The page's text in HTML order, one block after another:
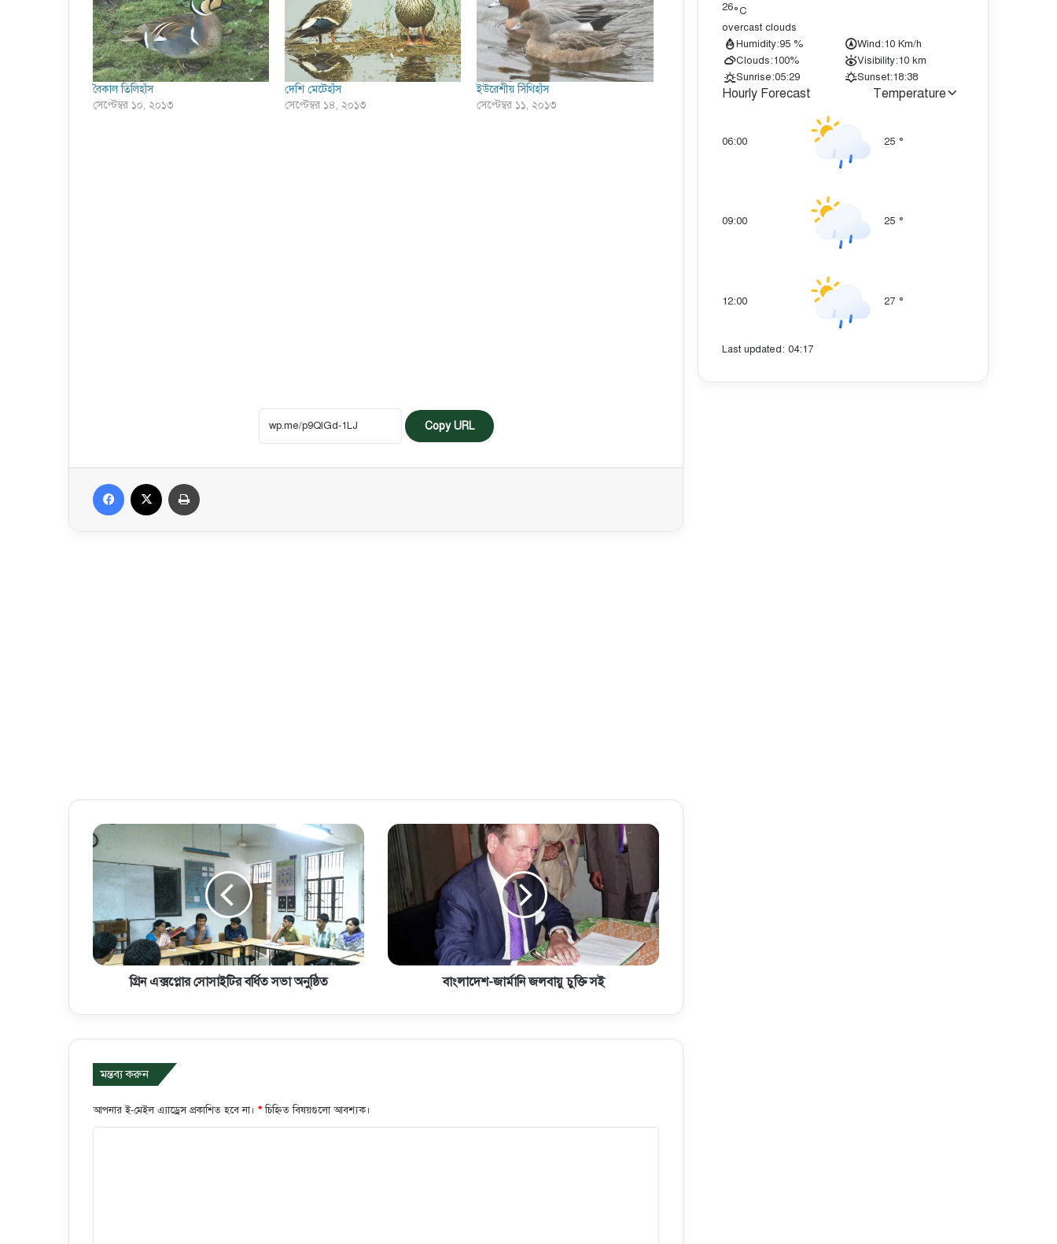
বৈকাল তিলিহাঁস
সেপ্টেম্বর ১০, ২০১৩
দেশি মেটেহাঁস
সেপ্টেম্বর ১৪, ২০১৩
ইউরেশীয় সিঁথিহাঁস
সেপ্টেম্বর ১১, ২০১৩
Copy URL
গ্রিন এক্সপ্লোর সোসাইটির বর্ধিত সভা অনুষ্ঠিত বাংলাদেশ-জার্মানি জলবায়ু চুক্তি সই
মন্তব্য করুন
আপনার ই-মেইল এ্যাড্রেস প্রকাশিত হবে না। *চিহ্নিত বিষয়গুলো আবশ্যক।
26°C
overcast clouds
Humidity:95 % Wind:10 Km/h
Clouds:100% Visibility:10 km
Sunrise:05:29 Sunset:18:38
Hourly Forecast Temperature
06:00 25 °
09:00 25 °
12:00 27 °
Last updated: 04:17